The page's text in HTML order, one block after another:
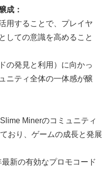
成：
用することで、プレイヤ
しての意識を高めること
の発見と利用）に向かっ
ニティ全体の一体感が醸
Minerのコミュニティ
おり、ゲームの成長と発展
新の有効なプロモコード